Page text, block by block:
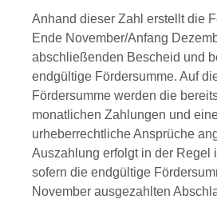
Anhand dieser Zahl erstellt die
Ende November/Anfang
abschließenden Bescheid und
endgültige Fördersumme. Auf
Fördersumme werden die
monatlichen Zahlungen und
urheberrechtliche Ansprüche
Auszahlung erfolgt in der Regel
sofern die endgültige
November ausgezahlten